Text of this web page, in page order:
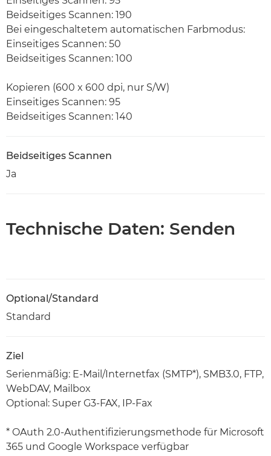
Beidseitiges Scannen: 190
Bei eingeschaltetem automatischen Farbmodus:
Einseitiges Scannen: 50
Beidseitiges Scannen: 100
Kopieren (600 x 600 dpi, nur S/W)
Einseitiges Scannen: 95
Beidseitiges Scannen: 140
Beidseitiges Scannen
Ja
Technische Daten: Senden
Optional/Standard
Standard
Ziel
Serienmäßig: E-Mail/Internetfax (SMTP*), SMB3.0, FTP,
WebDAV, Mailbox
Optional: Super G3-FAX, IP-Fax
* OAuth 2.0-Authentifizierungsmethode für Microsoft
365 und Google Workspace verfügbar